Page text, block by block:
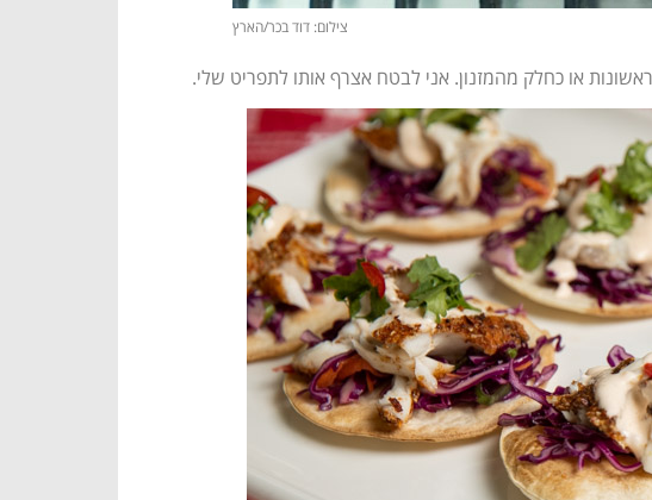
צילום: דוד בכר/הארץ
או כחלק מהמזנון. אני לבטח אצרף אותו לתפריט שלי.